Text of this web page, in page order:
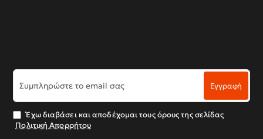
Συμπληρώστε
το
email
σας
Εγγραφή
Έχω διαβάσει και αποδέχομαι τους όρους της σελίδας
Πολιτική Απορρήτου